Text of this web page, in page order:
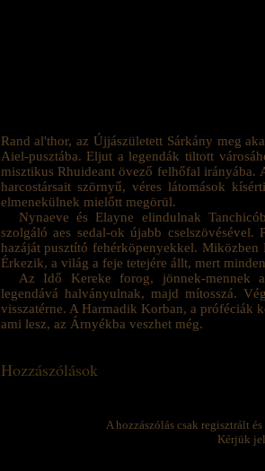
Rand al'thor, az Újjászületett Sárkány meg
Aiel-pusztába. Eljut a legendák tiltott
misztikus Rhuideant övező felhőfal irányába.
harcostársait szörnyű, véres látomások
elmenekülnek mielőtt megörül.
Nynaeve és Elayne elindulnak
szolgáló aes sedal-ok újabb
hazáját pusztító fehérköpenyekkel.
Érkezik, a világ a feje tetejére állt, mert
Az Idő Kereke forog, jönnek-mennek
legendává halványulnak, majd mítosszá.
visszatérne. A Harmadik Korban, a próféciák
ami lesz, az Árnyékba veszhet még.
Hozzászólások
A hozzászólás csak regisztrált
Kérjük